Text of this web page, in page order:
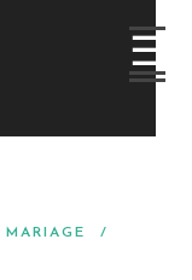
MARIAGE
/